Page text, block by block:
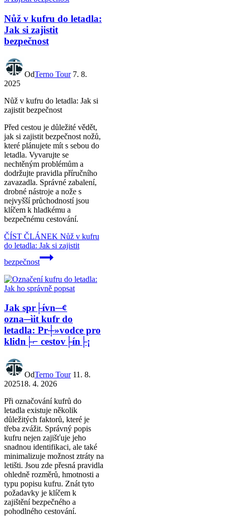
Nůž v kufru do letadla:
Jak si zajistit
bezpečnost
OdTerno Tour 7. 8.
2025
Nůž v kufru do letadla: Jak si
zajistit bezpečnost
Před cestou je důležité vědět,
jak si zajistit bezpečnost nožů,
které plánujete mít s sebou do
letadla. Vyvarujte se
nechtěným problémům a
dodržujte pravidla příručního
zavazadla. Správné zabalení,
drobné nástroje a nože s
nejvyšší průchodností jsou
klíčem k hladkému a
bezpečnému cestování.
ČÍST ČLÁNEK Nůž v kufru
do letadla: Jak si zajistit
bezpečnost
Jak spr├ívn─¢
ozna─ìit kufr do
letadla: Pr┼»vodce pro
klidn├⌐ cestov├ín├¡
OdTerno Tour 11. 8.
202518. 4. 2026
Při označování kufrů do
letadla existuje několik
důležitých faktorů, které je
třeba zvážit. Správný popis
kufru nejen zajišťuje jeho
snadnou identifikaci, ale také
minimalizuje možnost ztráty na
letišti. Jsou zde přesná pravidla
ohledně rozměrů, hmotnosti a
typu popisu kufru. Znát tyto
požadavky je klíčem k
zajištění bezpečného a
pohodlného cestování.